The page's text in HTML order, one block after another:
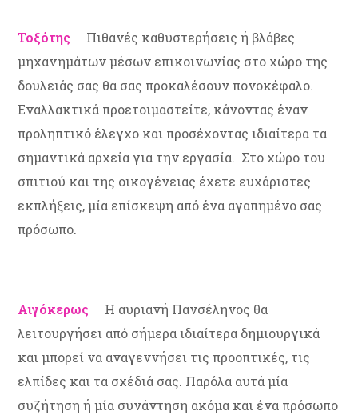
Τοξότης Πιθανές καθυστερήσεις ή βλάβες
μηχανημάτων μέσων επικοινωνίας στο χώρο της
δουλειάς σας θα σας προκαλέσουν πονοκέφαλο.
Εναλλακτικά προετοιμαστείτε, κάνοντας έναν
προληπτικό έλεγχο και προσέχοντας ιδιαίτερα τα
σημαντικά αρχεία για την εργασία. Στο χώρο του
σπιτιού και της οικογένειας έχετε ευχάριστες
εκπλήξεις, μία επίσκεψη από ένα αγαπημένο σας
πρόσωπο.
Αιγόκερως
Η αυριανή Πανσέληνος θα
λειτουργήσει από σήμερα ιδιαίτερα δημιουργικά
και μπορεί να αναγεννήσει τις προοπτικές, τις
ελπίδες και τα σχέδιά σας. Παρόλα αυτά μία
συζήτηση ή μία συνάντηση ακόμα και ένα πρόσωπο